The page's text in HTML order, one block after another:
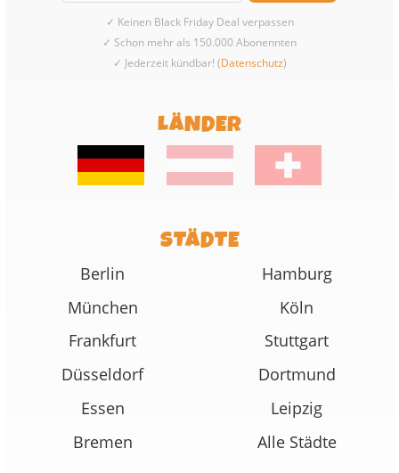
✓ Keinen Black Friday Deal verpassen
✓ Schon mehr als 150.000 Abonennten
✓ Jederzeit kündbar! (Datenschutz)
LÄNDER
STÄDTE
Berlin
Hamburg
München
Köln
Frankfurt
Stuttgart
Düsseldorf
Dortmund
Essen
Leipzig
Bremen
Alle Städte